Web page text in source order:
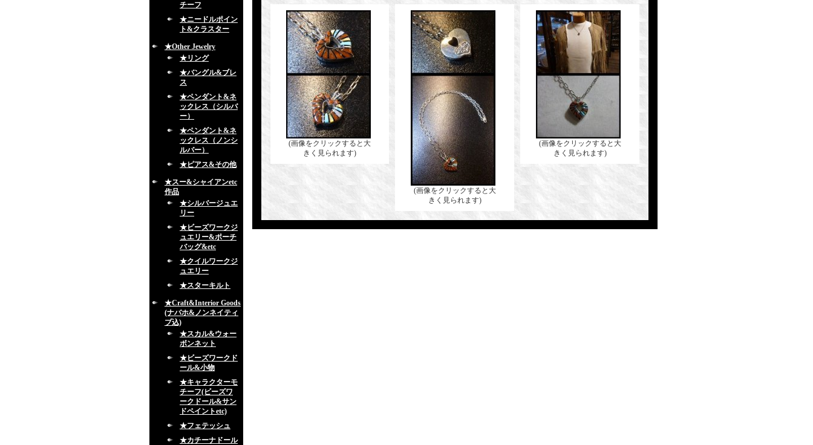
チーフ
★ニードルポイン
ト&クラスター
★Other Jewelry
★リング
★バングル&ブレ
ス
★ペンダント&ネ
ックレス（シルバ
ー）
★ペンダント&ネ
ックレス（ノンシ
ルバー）
★ピアス&その他
★スー&シャイアンetc
作品
★シルバージュエ
リー
★ビーズワークジ
ュエリー&ポーチ
バッグ&etc
★クイルワークジ
ュエリー
★スターキルト
★Craft&Interior Goods
(ナバホ&ノンネイティ
ブ込)
★スカル&ウォー
ボンネット
★ビーズワークド
ール&小物
★キャラクターモ
チーフ(ビーズワ
ークドール&サン
ドペイントetc)
★フェテッシュ
★カチーナドール
(画像をクリックすると大
きく見られます)
(画像をクリックすると大
きく見られます)
(画像をクリックすると大
きく見られます)